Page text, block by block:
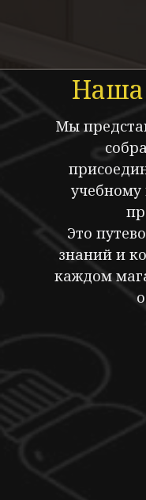
Наша
Мы
учебному
Это
знаний и
каждом